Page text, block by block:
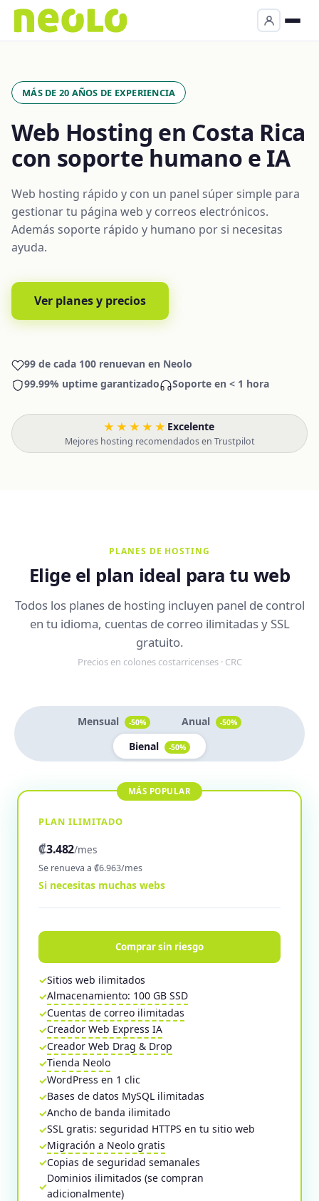
MÁS DE 20 AÑOS DE EXPERIENCIA
Web Hosting en Costa Rica
con soporte humano e IA
Web hosting rápido y con un panel súper simple para
gestionar tu página web y correos electrónicos.
Además soporte rápido y humano por si necesitas
ayuda.
Ver planes y precios
99 de cada 100 renuevan en Neolo
99.99% uptime garantizado
Soporte en < 1 hora
★★★★★ Excelente·
Mejores hosting recomendados en Trustpilot
PLANES DE HOSTING
Elige el plan ideal para tu web
Todos los planes de hosting incluyen panel de control
en tu idioma, cuentas de correo ilimitadas y SSL
gratuito.
Precios en colones costarricenses · CRC
Mensual -50% Anual -50%
Bienal -50%
PLAN ILIMITADO
₡3.482/mes
Se renueva a ₡6.963/mes
Si necesitas muchas webs
Comprar sin riesgo
Sitios web ilimitados
Almacenamiento: 100 GB SSD
Cuentas de correo ilimitadas
Creador Web Express IA
Creador Web Drag & Drop
Tienda Neolo
WordPress en 1 clic
Bases de datos MySQL ilimitadas
Ancho de banda ilimitado
SSL gratis: seguridad HTTPS en tu sitio web
Migración a Neolo gratis
Copias de seguridad semanales
Dominios ilimitados (se compran
adicionalmente)